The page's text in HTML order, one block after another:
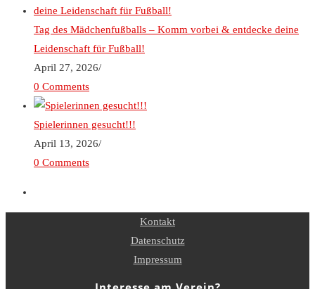
Tag des Mädchenfußballs – Komm vorbei & entdecke deine
Leidenschaft für Fußball!
April 27, 2026/
0 Comments
Spielerinnen gesucht!!!
April 13, 2026/
0 Comments
Kontakt
Datenschutz
Impressum